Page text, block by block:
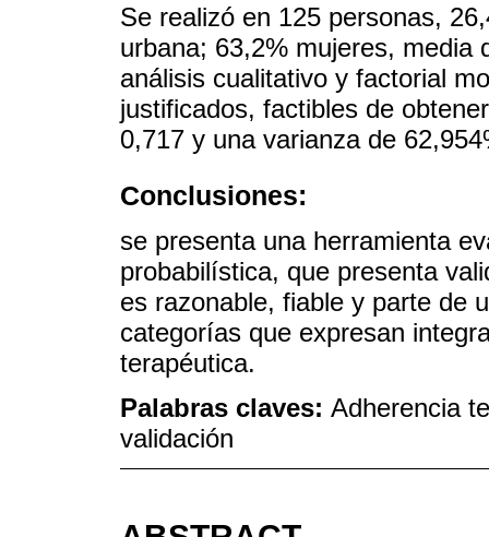
Se realizó en 125 personas,
urbana; 63,2% mujeres, media
análisis cualitativo y factorial
justificados, factibles de
0,717 y una varianza de
Conclusiones:
se presenta una herramienta
probabilística, que presenta
es razonable, fiable y parte de
categorías que expresan
terapéutica.
Palabras claves: Adherencia
validación